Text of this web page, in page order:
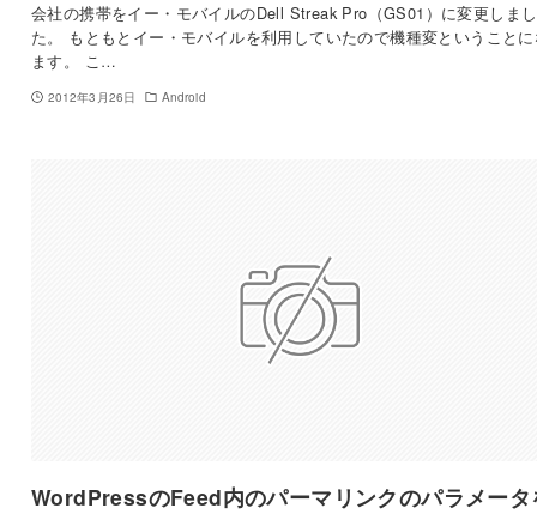
会社の携帯をイー・モバイルのDell Streak Pro（GS01）に変更しまし
た。 もともとイー・モバイルを利用していたので機種変ということ
ます。 こ…
2012年3月26日 Android
WordPressのFeed内のパーマリンクのパラメータ